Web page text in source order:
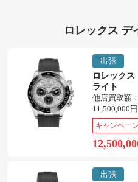
ロレックス デ
出張
ロレック
ライト
他店買取額：
11,500,000円
キャンペー
出張